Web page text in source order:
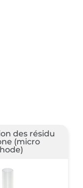
l’eau des
et des